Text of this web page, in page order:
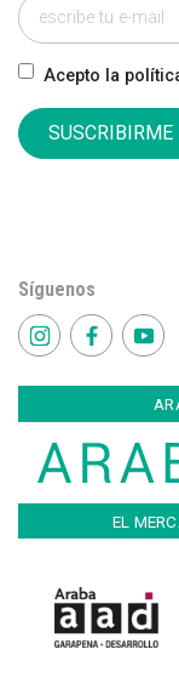
Acepto la
SUSCRIBIRME
Síguenos
EL